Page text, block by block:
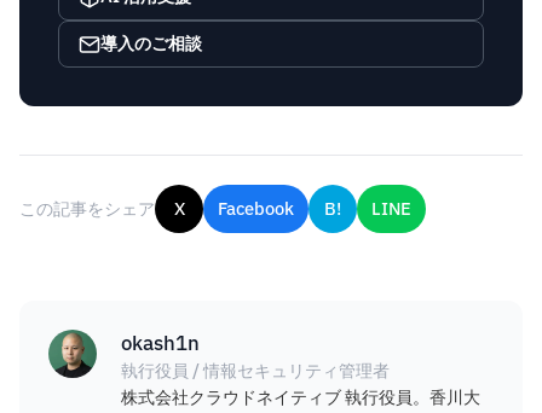
導入のご相談
この記事をシェア X Facebook B! LINE
okash1n
執行役員 / 情報セキュリティ管理者
株式会社クラウドネイティブ 執行役員。香川大